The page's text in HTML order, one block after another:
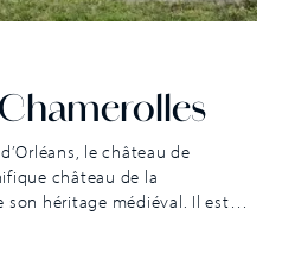
le château de
château de la
son héritage médiéval. Il est
par Lancelot du Lac,